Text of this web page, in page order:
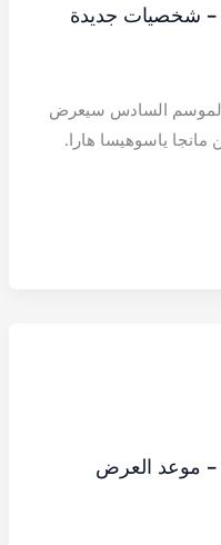
– شخصيات جديدة
الموسم السادس سيعرض
من مانجا ياسوهيسا هارا.
– موعد العرض